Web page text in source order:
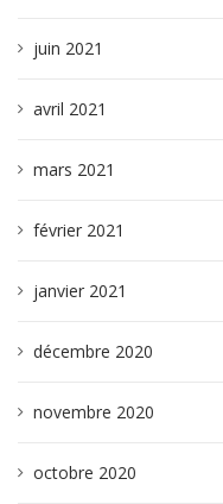
juin 2021
avril 2021
mars 2021
février 2021
janvier 2021
décembre 2020
novembre 2020
octobre 2020